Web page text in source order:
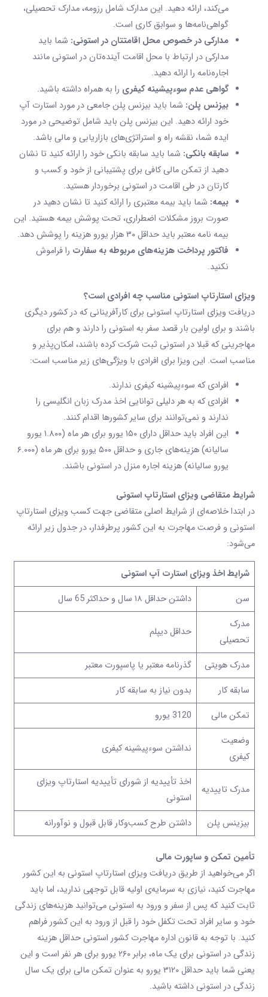
می‌کند، ارائه دهید. این مدارک شامل رزومه، مدارک تحصیلی،
گواهی‌نامه‌ها و سوابق کاری است.
مدارکی در خصوص محل اقامتتان در استونی: شما باید
مدارکی در ارتباط با محل اقامت آینده‌تان در استونی مانند
اجاره‌نامه را ارائه دهید.
گواهی عدم سوءپیشینه کیفری را به همراه داشته باشید.
بیزنس پلن: شما باید بیزنس پلن جامعی در مورد استارت آپ
خود ارائه دهید. این بیزنس پلن باید شامل توضیحی در مورد
ایده شما، نقشه راه و استراتژی‌های بازاریابی و مالی باشد.
سابقه بانکی: شما باید سابقه بانکی خود را ارائه کنید تا نشان
دهید از تمکن مالی کافی برای پشتیبانی از خود و کسب و
کارتان در طی اقامت در استونی برخوردار هستید.
بیمه: شما باید بیمه معتبری را ارائه کنید تا نشان دهید در
صورت بروز مشکلات اضطراری، تحت پوشش بیمه هستید. این
بیمه نامه معتبر باید حداقل ۳۰ هزار یورو هزینه را پوشش دهد.
فاکتور پرداخت هزینه‌های مربوطه به سفارت را فراموش
نکنید.
ویزای استارتاپاستونی مناسب چه افرادی است؟
دریافت ویزای استارتاپ استونی برای کارآفرینانی که در کشور دیگری
باشند و برای اولین بار قصد سفر به استونی را دارند و هم برای
مهاجرینی که قبلا در استونی ثبت شرکت کرده باشند، امکان‌پذیر و
مناسب است. این ویزا برای افرادی با ویژگی‌های زیر مناسب است:
افرادی که سوء‌پیشینه کیفری ندارند.
افرادی که به هر دلیلی توانایی اخذ مدرک زبان انگلیسی را
ندارند و نمی‌توانند برای سایر کشورها اقدام کنند.
این افراد باید حداقل دارای ۱۵۰ یورو برای هر ماه (۱.۸۰۰ یورو
سالیانه) هزینه‌های جاری و حداقل ۵۰۰ یورو برای هر ماه (۶.۰۰۰
یورو سالیانه) هزینه اجاره منزل در استونی باشند.
شرایط متقاضیویزای استارتاپاستونی
در ابتدا خلاصه‌ای از شرایط اصلی متقاضی جهت کسب ویزای استارتاپ
استونی و فرصت مهاجرت به این کشور پرطرفدار، در جدول زیر ارائه
می‌شود:
شرایط اخذ ویزای استارت آپ استونی
سن
داشتن حداقل ۱۸ سال و حداکثر 65 سال
مدرک
تحصیلی
حداقل دیپلم
مدرک هویتی
گذرنامه معتبر یا پاسپورت معتبر
سابقه کار
بدون نیاز به سابقه کار
تمکن مالی
3120 یورو
وضعیت
کیفری
نداشتن سوء‌پیشینه کیفری
مدرک تاییدیه
اخذ تأییدیه از شورای تأییدیه استارتاپ ویزای
استونی
بیزینس پلن
داشتن طرح کسب‌وکار قابل قبول و نوآورانه
تأمین تمکن و ساپورت مالی
اگر می‌خواهید از طریق دریافت ویزای استارتاپ استونی به این کشور
مهاجرت کنید، نیازی به سرمایه‌ی اولیه قابل توجهی ندارید، اما باید
ثابت کنید که پس از سفر و ورود به استونی می‌توانید هزینه‌‌های زندگی
خود و سایر افراد تحت تکفل خود را قبل از ورود به این کشور فراهم
کنید. با توجه به قانون اداره مهاجرت کشور استونی حداقل هزینه
زندگی در استونی برای یک ماه، برابر ۲۶۰ یورو برای هر نفر است و این
یعنی شما باید حداقل ۳۱۲۰ یورو به عنوان تمکن مالی برای یک سال
زندگی در استونی داشته باشید.